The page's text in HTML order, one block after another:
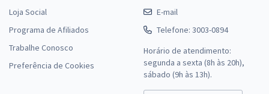
Loja Social
Programa de Afiliados
Trabalhe Conosco
Preferência de Cookies
E-mail
Telefone: 3003-0894
Horário de atendimento:
segunda a sexta (8h às 20h),
sábado (9h às 13h).